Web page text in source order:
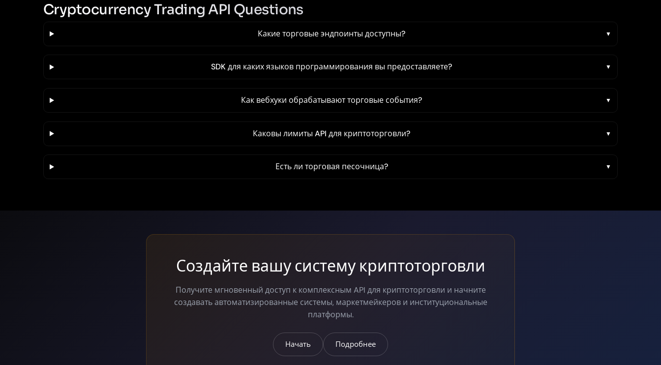
Cryptocurrency Trading API Questions
Какие торговые эндпоинты доступны?
SDK для каких языков программирования вы предоставляете?
Как вебхуки обрабатывают торговые события?
Каковы лимиты API для криптоторговли?
Есть ли торговая песочница?
Создайте вашу систему криптоторговли
Получите мгновенный доступ к комплексным API для криптоторговли и начните
создавать автоматизированные системы, маркетмейкеров и институциональные
платформы.
Начать Подробнее